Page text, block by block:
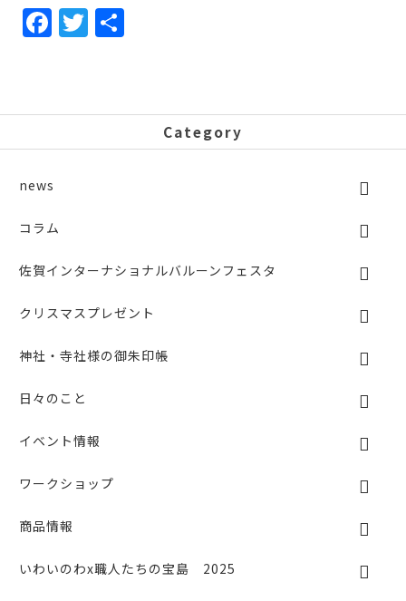
F
a
e
b
o
k
T
w
er
Category
news
コラム
佐賀インターナショナルバルーンフェスタ
クリスマスプレゼント
神社・寺社様の御朱印帳
日々のこと
イベント情報
ワークショップ
商品情報
いわいのわx職人たちの宝島 2025